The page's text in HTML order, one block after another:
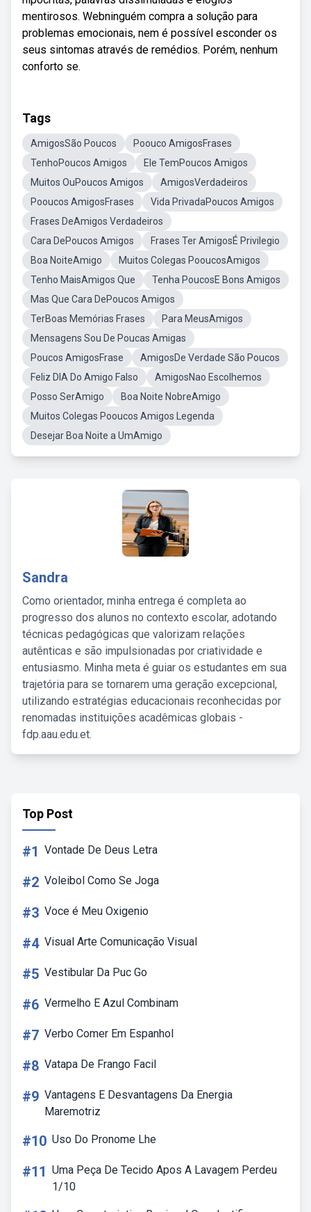
mentirosos. Webninguém compra a solução para
problemas emocionais, nem é possível esconder os
seus sintomas através de remédios. Porém, nenhum
conforto se.
Tags
AmigosSão Poucos
Poouco AmigosFrases
TenhoPoucos Amigos
Ele TemPoucos Amigos
Muitos OuPoucos Amigos
AmigosVerdadeiros
Pooucos AmigosFrases
Vida PrivadaPoucos Amigos
Frases DeAmigos Verdadeiros
Cara DePoucos Amigos
Frases Ter AmigosÉ Privilegio
Boa NoiteAmigo
Muitos Colegas PooucosAmigos
Tenho MaisAmigos Que
Tenha PoucosE Bons Amigos
Mas Que Cara DePoucos Amigos
TerBoas Memórias Frases
Para MeusAmigos
Mensagens Sou De Poucas Amigas
Poucos AmigosFrase
AmigosDe Verdade São Poucos
Feliz DIA Do Amigo Falso
AmigosNao Escolhemos
Posso SerAmigo
Boa Noite NobreAmigo
Muitos Colegas Pooucos Amigos Legenda
Desejar Boa Noite a UmAmigo
Sandra
Como orientador, minha entrega é completa ao
progresso dos alunos no contexto escolar, adotando
técnicas pedagógicas que valorizam relações
autênticas e são impulsionadas por criatividade e
entusiasmo. Minha meta é guiar os estudantes em sua
trajetória para se tornarem uma geração excepcional,
utilizando estratégias educacionais reconhecidas por
renomadas instituições acadêmicas globais -
fdp.aau.edu.et.
Top Post
#1 Vontade De Deus Letra
#2 Voleibol Como Se Joga
#3 Voce é Meu Oxigenio
#4 Visual Arte Comunicação Visual
#5 Vestibular Da Puc Go
#6 Vermelho E Azul Combinam
#7 Verbo Comer Em Espanhol
#8 Vatapa De Frango Facil
#9 Vantagens E Desvantagens Da Energia
Maremotriz
#10 Uso Do Pronome Lhe
#11 Uma Peça De Tecido Apos A Lavagem Perdeu
1/10